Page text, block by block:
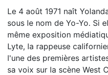
Le 4 août 1971 naît
sous le nom de Yo-Yo. Si
même exposition
Lyte, la rappeuse
l'une des premières
sa voix sur la scène West